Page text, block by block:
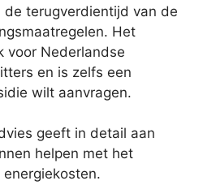
terugverdientijd van de
Het
voor Nederlandse
en is zelfs een
wilt aanvragen.
geeft in detail aan
helpen met het